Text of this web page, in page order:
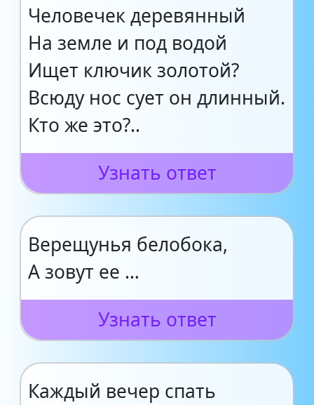
Человечек деревянный
На земле и под водой
Ищет ключик золотой?
Всюду нос сует он длинный.
Кто же это?..
Узнать ответ
Верещунья белобока,
А зовут ее …
Узнать ответ
Каждый вечер спать